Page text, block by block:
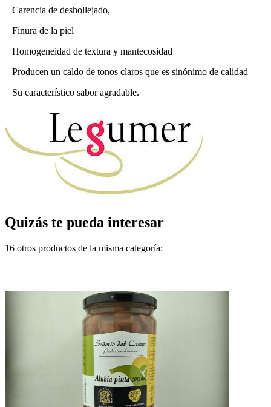
Carencia de deshollejado,
Finura de la piel
Homogeneidad de textura y mantecosidad
Producen un caldo de tonos claros que es sinónimo de calidad
Su característico sabor agradable.
Quizás te pueda interesar
16 otros productos de la misma categoría: